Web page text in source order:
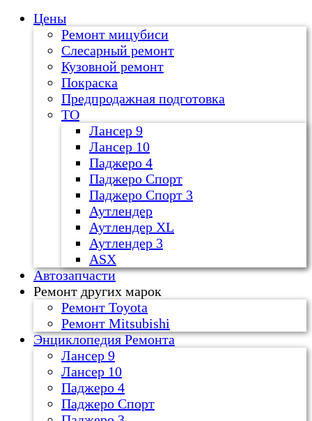
Цены
Ремонт мицубиси
Слесарный ремонт
Кузовной ремонт
Покраска
Предпродажная подготовка
ТО
Лансер 9
Лансер 10
Паджеро 4
Паджеро Спорт
Паджеро Спорт 3
Аутлендер
Аутлендер ХL
Аутлендер 3
ASX
Автозапчасти
Ремонт других марок
Ремонт Toyota
Ремонт Mitsubishi
Энциклопедия Ремонта
Лансер 9
Лансер 10
Паджеро 4
Паджеро Спорт